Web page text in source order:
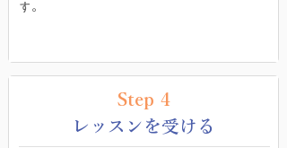
す。
Step 4
レッスンを受ける